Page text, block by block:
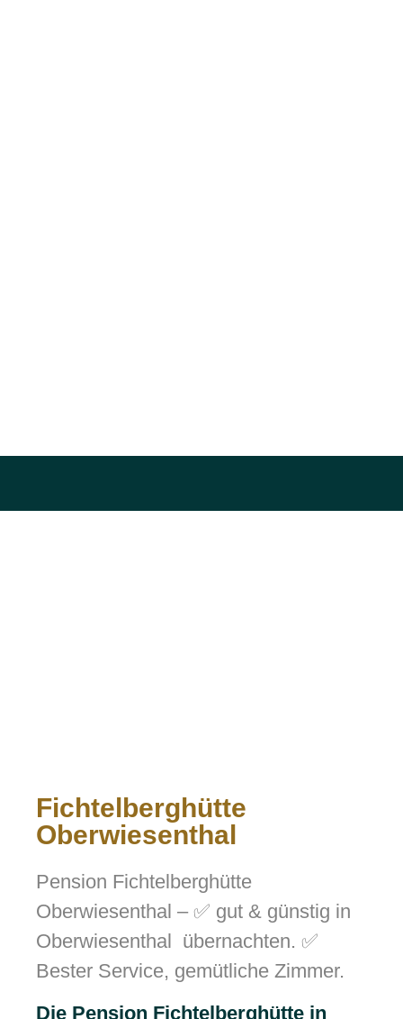
Fichtelberghütte
Oberwiesenthal
Pension Fichtelberghütte
Oberwiesenthal – ✅ gut & günstig in
Oberwiesenthal übernachten. ✅
Bester Service, gemütliche Zimmer.
Die Pension Fichtelberghütte in